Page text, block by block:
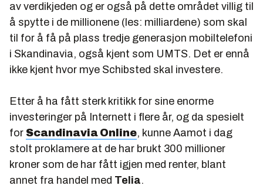
av verdikjeden og er også på dette området villig til
å spytte i de millionene (les: milliardene) som skal
til for å få på plass tredje generasjon mobiltelefoni
i Skandinavia, også kjent som UMTS. Det er ennå
ikke kjent hvor mye Schibsted skal investere.
Etter å ha fått sterk kritikk for sine enorme
investeringer på Internett i flere år, og da spesielt
for Scandinavia Online, kunne Aamot i dag
stolt proklamere at de har brukt 300 millioner
kroner som de har fått igjen med renter, blant
annet fra handel med Telia.